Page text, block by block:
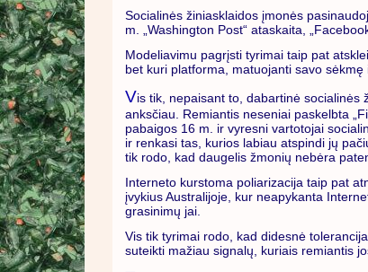
Socialinės žiniasklaidos įmonės
m. „Washington Post“ ataskaita,
Modeliavimu pagrįsti tyrimai taip pat
bet kuri platforma, matuojanti savo
Vis tik, nepaisant to, dabartinė
anksčiau. Remiantis neseniai paskelbta
pabaigos 16 m. ir vyresni vartotojai
ir renkasi tas, kurios labiau atspindi jų
tik rodo, kad daugelis žmonių nebėra
Interneto kurstoma poliarizacija taip pat
įvykius Australijoje, kur neapykanta
grasinimų jai.
Vis tik tyrimai rodo, kad didesnė
suteikti mažiau signalų, kuriais remiantis